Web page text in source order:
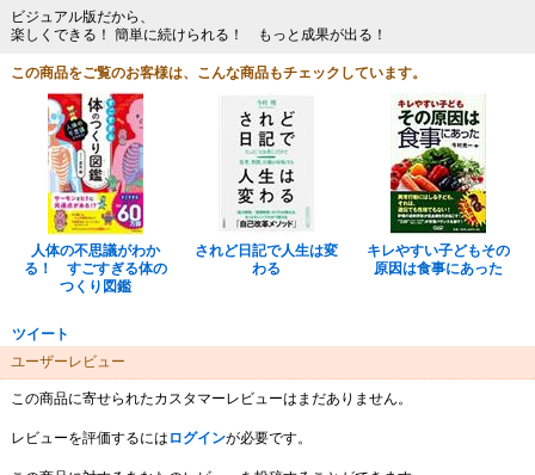
ビジュアル版だから、
楽しくできる！ 簡単に続けられる！ もっと成果が出る！
この商品をご覧のお客様は、こんな商品もチェックしています。
人体の不思議がわか
る！ すごすぎる体の
つくり図鑑
されど日記で人生は変
わる
キレやすい子どもその
原因は食事にあった
ツイート
ユーザーレビュー
この商品に寄せられたカスタマーレビューはまだありません。
レビューを評価するには ログインが必要です。